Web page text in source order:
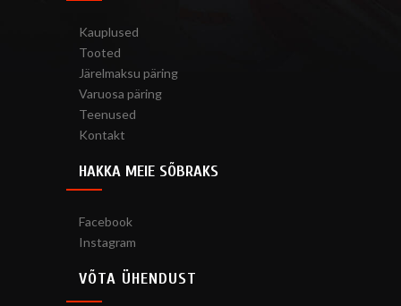
Kauplused
Tooted
Järelmaksu päring
Varuosa päring
Teenused
Kontakt
HAKKA MEIE SÕBRAKS
Facebook
Instagram
VÕTA ÜHENDUST